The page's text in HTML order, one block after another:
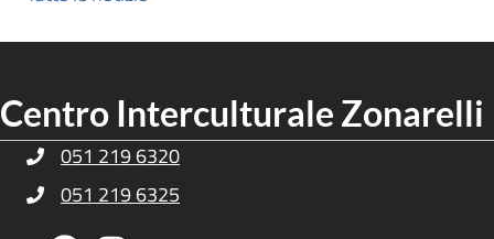
Centro Interculturale Zonarelli
Telefono Centro Culturale Zonarelli
051 219 6320
Telefono Centro Culturale Zonarelli
051 219 6325